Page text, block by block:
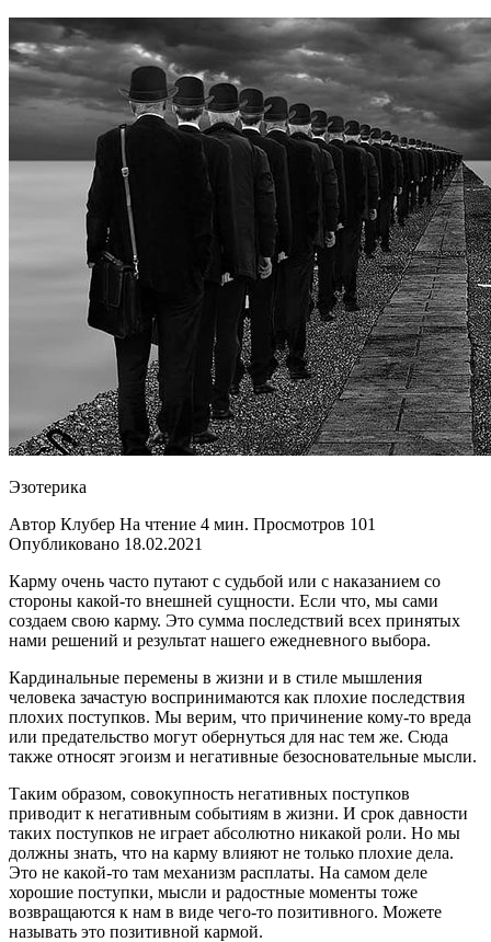
Эзотерика
Автор Клубер На чтение 4 мин. Просмотров 101
Опубликовано 18.02.2021
Карму очень часто путают с судьбой или с наказанием со
стороны какой-то внешней сущности. Если что, мы сами
создаем свою карму. Это сумма последствий всех принятых
нами решений и результат нашего ежедневного выбора.
Кардинальные перемены в жизни и в стиле мышления
человека зачастую воспринимаются как плохие последствия
плохих поступков. Мы верим, что причинение кому-то вреда
или предательство могут обернуться для нас тем же. Сюда
также относят эгоизм и негативные безосновательные мысли.
Таким образом, совокупность негативных поступков
приводит к негативным событиям в жизни. И срок давности
таких поступков не играет абсолютно никакой роли. Но мы
должны знать, что на карму влияют не только плохие дела.
Это не какой-то там механизм расплаты. На самом деле
хорошие поступки, мысли и радостные моменты тоже
возвращаются к нам в виде чего-то позитивного. Можете
называть это позитивной кармой.